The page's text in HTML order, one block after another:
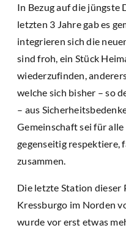
In Bezug auf die jüngste
letzten 3 Jahre gab es
integrieren sich die
sind froh, ein Stück
wiederzufinden,
welche sich bisher – so
– aus
Gemeinschaft sei für
gegenseitig respektiere,
zusammen.
Die letzte Station dieser
Kressburgo im Norden
wurde vor erst etwas